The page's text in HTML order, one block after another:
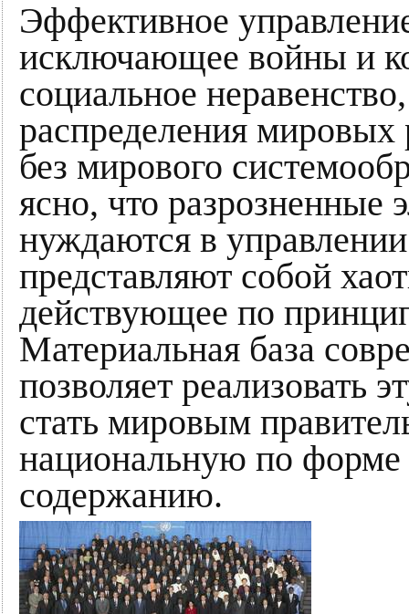
Эффективное
исключающее войны и
социальное
распределения мировых
без мирового
ясно, что разрозненные
нуждаются в
представляют собой
действующее по
Материальная база
позволяет реализовать
стать мировым
национальную по
содержанию.